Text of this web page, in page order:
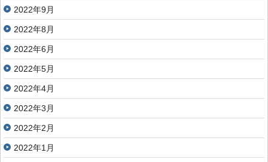
2022年9月
2022年8月
2022年6月
2022年5月
2022年4月
2022年3月
2022年2月
2022年1月